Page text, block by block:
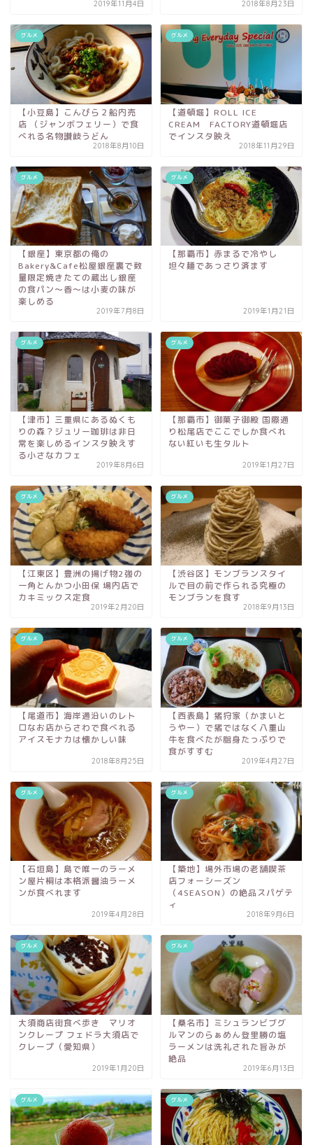
2019年11月4日 2018年8月23日
グルメ
【小豆島】こんぴら２船内売
店 （ジャンボフェリー）で食
べれる名物讃岐うどん
2018年8月10日
グルメ
【道頓堀】ROLL ICE
CREAM FACTORY道頓堀店
でインスタ映え
2018年11月29日
グルメ
【銀座】東京都の俺の
Bakery&Cafe松屋銀座裏で数
量限定焼きたての蔵出し銀座
の食パン～香～は小麦の味が
楽しめる
2019年7月8日
グルメ
【那覇市】赤まるで冷やし
坦々麺であっさり済ます
2019年1月21日
グルメ
【津市】三重県にあるぬくも
りの森？ジュリー珈琲は非日
常を楽しめるインスタ映えす
る小さなカフェ
2019年8月6日
グルメ
【那覇市】御菓子御殿 国際通
り松尾店でここでしか食べれ
ない紅いも生タルト
2019年1月27日
グルメ
【江東区】豊洲の揚げ物2強の
一角とんかつ小田保 場内店で
カキミックス定食
2019年2月20日
グルメ
【渋谷区】モンブランスタイ
ルで目の前で作られる究極の
モンブランを食す
2018年9月13日
グルメ
【尾道市】海岸通沿いのレト
ロなお店からさわで食べれる
アイスモナカは懐かしい味
2018年8月25日
グルメ
【西表島】猪狩家（かまいと
うやー）で猪ではなく八重山
牛を食べたが脂身たっぷりで
食がすすむ
2019年4月27日
グルメ
【石垣島】島で唯一のラーメ
ン屋片桐は本格派醤油ラーメ
ンが食べれます
2019年4月28日
グルメ
【築地】場外市場の老舗喫茶
店フォーシーズン
（4SEASON）の絶品スパゲテ
ィ
2018年9月6日
グルメ
大須商店街食べ歩き マリオ
ンクレープ フェドラ大須店で
クレープ（愛知県）
2019年1月20日
グルメ
【桑名市】ミシュランビブグ
ルマンのらぁめん登里勝の塩
ラーメンは洗礼された旨みが
絶品
2019年6月13日
グルメ グルメ